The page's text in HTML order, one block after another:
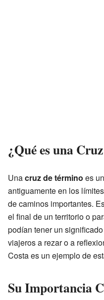
¿Qué es una
Unacruz de término es
antiguamente en los
de caminos importantes.
el final de un territorio o
podían tener un
viajeros a rezar o a
Costa es un ejemplo de
Su Importancia